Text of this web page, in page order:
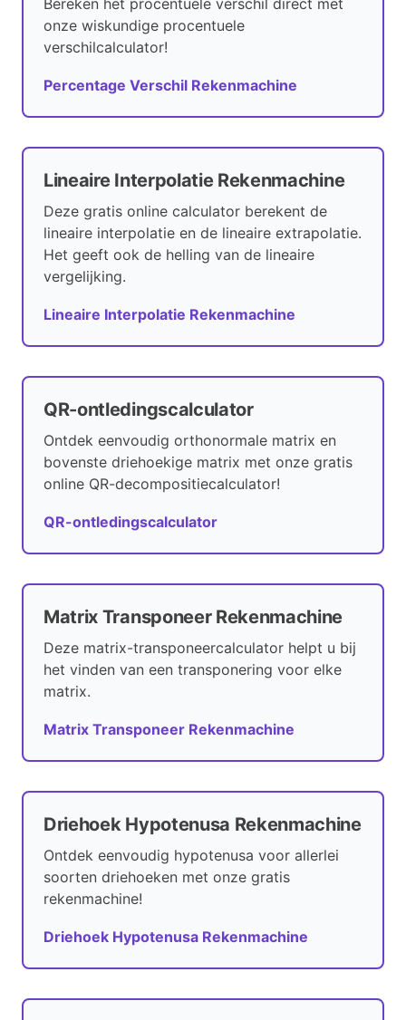
Bereken het procentuele verschil direct met
onze wiskundige procentuele
verschilcalculator!
Percentage Verschil Rekenmachine
Lineaire Interpolatie Rekenmachine
Deze gratis online calculator berekent de
lineaire interpolatie en de lineaire extrapolatie.
Het geeft ook de helling van de lineaire
vergelijking.
Lineaire Interpolatie Rekenmachine
QR-ontledingscalculator
Ontdek eenvoudig orthonormale matrix en
bovenste driehoekige matrix met onze gratis
online QR-decompositiecalculator!
QR-ontledingscalculator
Matrix Transponeer Rekenmachine
Deze matrix-transponeercalculator helpt u bij
het vinden van een transponering voor elke
matrix.
Matrix Transponeer Rekenmachine
Driehoek Hypotenusa Rekenmachine
Ontdek eenvoudig hypotenusa voor allerlei
soorten driehoeken met onze gratis
rekenmachine!
Driehoek Hypotenusa Rekenmachine